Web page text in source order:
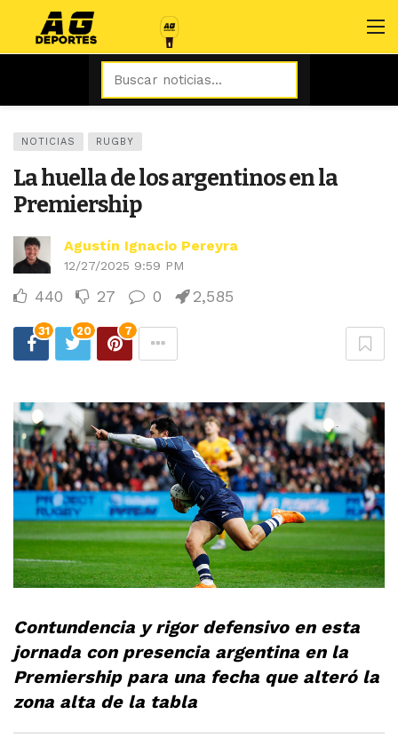
NOTICIAS RUGBY
La huella de los argentinos en la
Premiership
Agustín Ignacio Pereyra
12/27/2025 9:59 PM
440 27 0 2,585
31 20 7
Contundencia y rigor defensivo en esta
jornada con presencia argentina en la
Premiership para una fecha que alteró la
zona alta de la tabla